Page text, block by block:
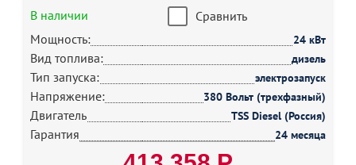
В наличии
Сравнить
Мощность:
24 кВт
Вид топлива: дизель
Тип запуска: электрозапуск
Напряжение: 380 Вольт (трехфазный)
Двигатель TSS Diesel (Россия)
Гарантия 24 месяца